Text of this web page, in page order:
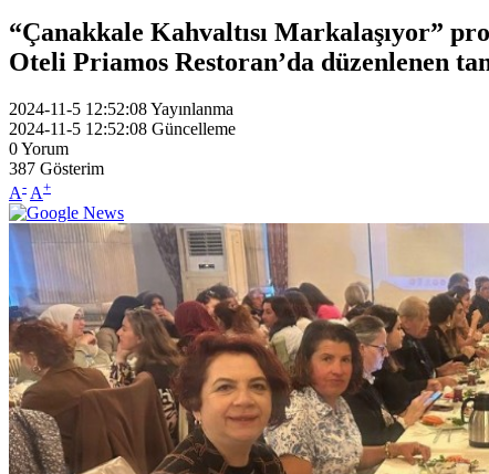
“Çanakkale Kahvaltısı Markalaşıyor”
Oteli Priamos Restoran’da düzenlenen
2024-11-5 12:52:08Yayınlanma
2024-11-5 12:52:08 Güncelleme
0Yorum
387 Gösterim
A- A+